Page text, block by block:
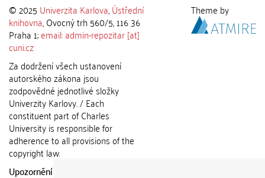
© 2025 Univerzita Karlova,Ústřední
knihovna, Ovocný trh 560/5, 116 36
Praha 1;email: admin-repozitar [at]
cuni.cz
Za dodržení všech ustanovení
autorského zákona jsou
zodpovědné jednotlivé složky
Univerzity Karlovy. / Each
constituent part of Charles
University is responsible for
adherence to all provisions of the
copyright law.
Upozornění / Notice:
Theme by